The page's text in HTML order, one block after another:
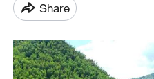
Share